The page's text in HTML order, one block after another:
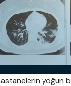
yoğun